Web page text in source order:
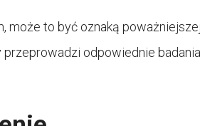
to być oznaką
odpowiednie